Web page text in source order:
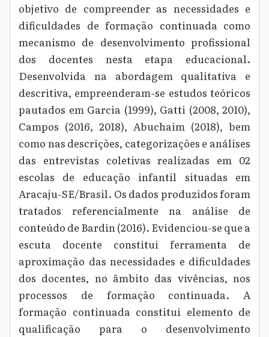
objetivo de compreender as necessidades e
dificuldades de formação continuada como
mecanismo de desenvolvimento profissional
dos docentes nesta etapa educacional.
Desenvolvida na abordagem qualitativa e
descritiva, empreenderam-se estudos teóricos
pautados em Garcia (1999), Gatti (2008, 2010),
Campos (2016, 2018), Abuchaim (2018), bem
como nas descrições, categorizações e análises
das entrevistas coletivas realizadas em 02
escolas de educação infantil situadas em
Aracaju-SE/Brasil. Os dados produzidos foram
tratados referencialmente na análise de
conteúdo de Bardin (2016). Evidenciou-se que a
escuta docente constitui ferramenta de
aproximação das necessidades e dificuldades
dos docentes, no âmbito das vivências, nos
processos de formação continuada. A
formação continuada constitui elemento de
qualificação para o desenvolvimento